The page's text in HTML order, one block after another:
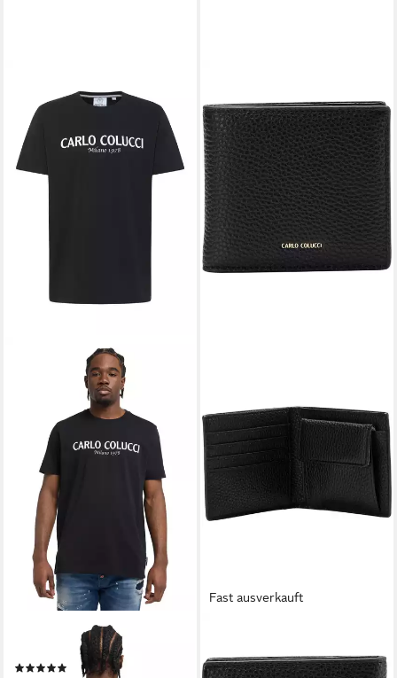
CARLO COLUCCI
T-Shirt di Comun
(1)
Fast ausverkauft
99,00 €